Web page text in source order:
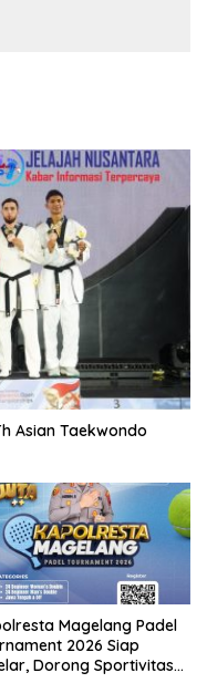
Asian Taekwondo
Magelang Padel
2026 Siap
Dorong Sportivitas